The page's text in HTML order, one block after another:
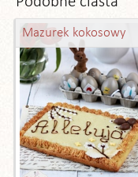
Mazurek kokosowy